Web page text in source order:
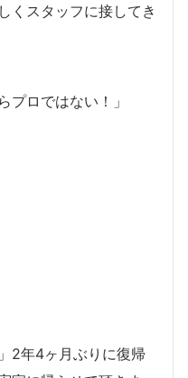
くスタッフに接してき
プロではない！」
2年4ヶ月ぶりに復帰